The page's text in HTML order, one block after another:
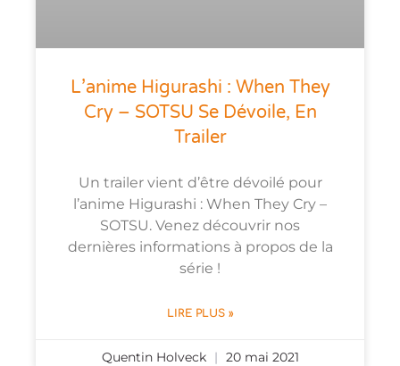
L’anime Higurashi : When They
Cry – SOTSU Se Dévoile, En
Trailer
Un trailer vient d’être dévoilé pour
l’anime Higurashi : When They Cry –
SOTSU. Venez découvrir nos
dernières informations à propos de la
série !
LIRE PLUS »
Quentin Holveck 20 mai 2021